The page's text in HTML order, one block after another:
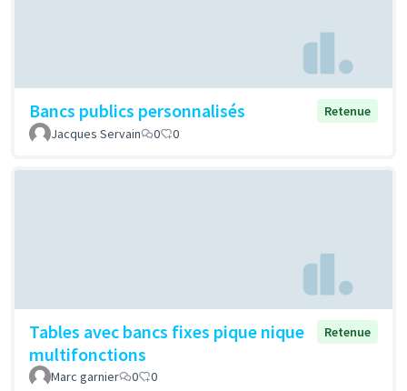
Bancs publics personnalisés
Retenue
Jacques Servain
0 0
Tables avec bancs fixes pique nique
multifonctions
Retenue
Marc garnier 0 0